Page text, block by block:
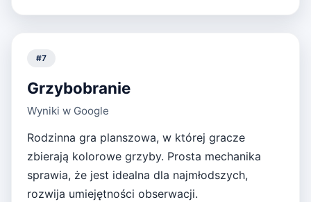
#7
Grzybobranie
Wyniki w Google
Rodzinna gra planszowa, w której gracze
zbierają kolorowe grzyby. Prosta mechanika
sprawia, że jest idealna dla najmłodszych,
rozwija umiejętności obserwacji.